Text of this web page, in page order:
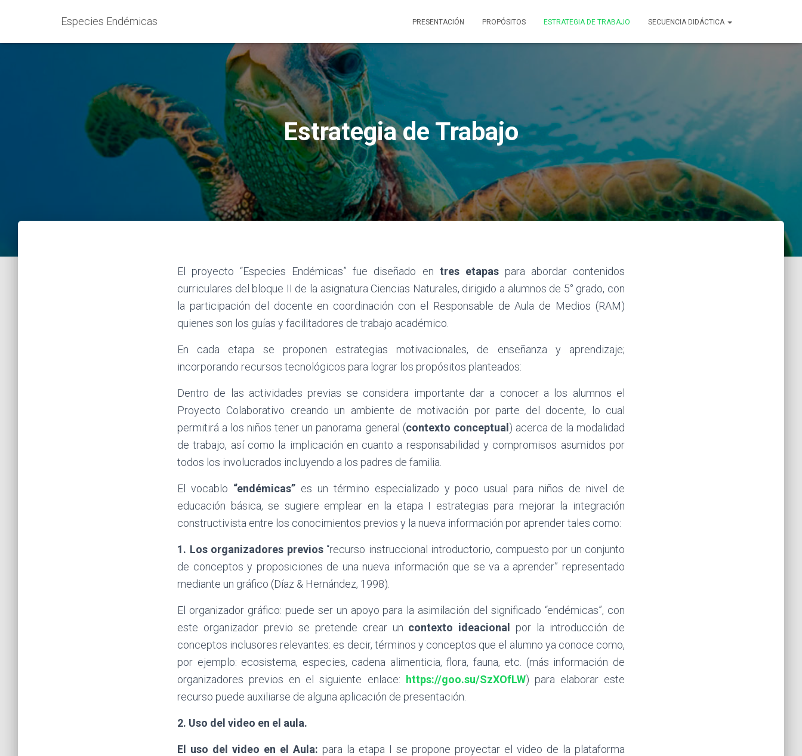
Especies Endémicas PRESENTACIÓN PROPÓSITOS ESTRATEGIA DE TRABAJO SECUENCIA DIDÁCTICA
Estrategia de Trabajo
El proyecto “Especies Endémicas” fue diseñado en tres etapaspara abordar contenidos
curriculares del bloque II de la asignatura Ciencias Naturales, dirigido a alumnos de 5° grado, con
la participación del docente en coordinación con el Responsable de Aula de Medios (RAM)
quienes son los guías y facilitadores de trabajo académico.
En cada etapa se proponen estrategias motivacionales, de enseñanza y aprendizaje;
incorporando recursos tecnológicos para lograr los propósitos planteados:
Dentro de las actividades previas se considera importante dar a conocer a los alumnos el
Proyecto Colaborativo creando un ambiente de motivación por parte del docente, lo cual
permitirá a los niños tener un panorama general (contexto conceptual ) acerca de la modalidad
de trabajo, así como la implicación en cuanto a responsabilidad y compromisos asumidos por
todos los involucrados incluyendo a los padres de familia.
El vocablo “endémicas”es un término especializado y poco usual para niños de nivel de
educación básica, se sugiere emplear en la etapa I estrategias para mejorar la integración
constructivista entre los conocimientos previos y la nueva información por aprender tales como:
1. Los organizadores previos“recurso instruccional introductorio, compuesto por un conjunto
de conceptos y proposiciones de una nueva información que se va a aprender” representado
mediante un gráfico (Díaz & Hernández, 1998).
El organizador gráfico: puede ser un apoyo para la asimilación del significado “endémicas”, con
este organizador previo se pretende crear un contexto ideacional
por la introducción de
conceptos inclusores relevantes: es decir, términos y conceptos que el alumno ya conoce como,
por ejemplo: ecosistema, especies, cadena alimenticia, flora, fauna, etc. (más información de
organizadores previos en el siguiente enlace:
https://goo.su/SzXOfLW) para elaborar este
recurso puede auxiliarse de alguna aplicación de presentación.
2. Uso del video en el aula.
El uso del video en el Aula: para la etapa I se propone proyectar el video de la plataforma